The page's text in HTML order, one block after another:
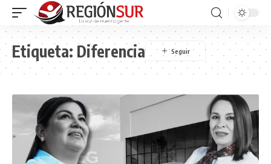
Etiqueta: Diferencia